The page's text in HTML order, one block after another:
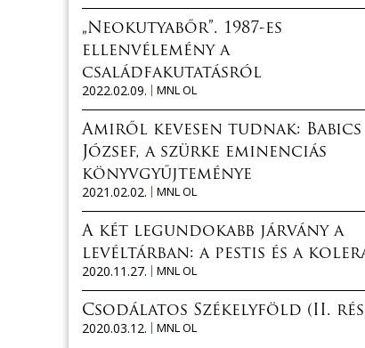
„Neokutyabőr”. 1987-es
ellenvélemény a
családfakutatásról
2022.02.09.
MNL OL
Amiről kevesen tudnak: Babics
József, a szürke eminenciás
könyvgyűjteménye
2021.02.02.
MNL OL
A két legundokabb járvány a
levéltárban: a pestis és a
2020.11.27.
MNL OL
Csodálatos Székelyföld (II.
2020.03.12.
MNL OL